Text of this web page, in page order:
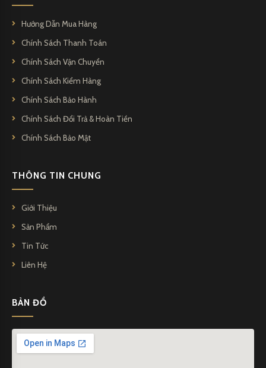
Hướng Dẫn Mua Hàng
Chính Sách Thanh Toán
Chính Sách Vận Chuyển
Chính Sách Kiểm Hàng
Chính Sách Bảo Hành
Chính Sách Đổi Trả & Hoàn Tiền
Chính Sách Bảo Mật
THÔNG TIN CHUNG
Giới Thiệu
Sản Phẩm
Tin Tức
Liên Hệ
BẢN ĐỒ